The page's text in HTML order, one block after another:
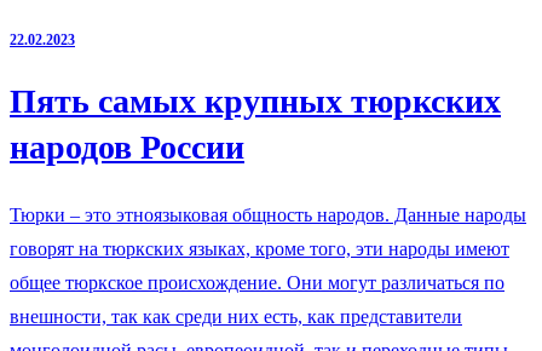
22.02.2023
Пять самых крупных тюркских
народов России
Тюрки – это этноязыковая общность народов. Данные народы
говорят на тюркских языках, кроме того, эти народы имеют
общее тюркское происхождение. Они могут различаться по
внешности, так как среди них есть, как представители